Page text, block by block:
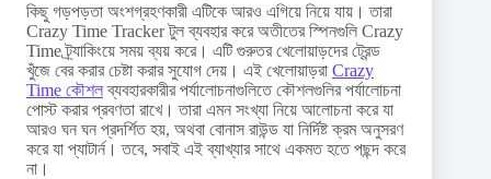
কিছু গড়পড়তা অংশগ্রহণকারী এটিকে আরও এগিয়ে নিয়ে যায়। তারা
Crazy Time Tracker টুল ব্যবহার করে অতীতের স্পিনগুলি Crazy
Time ট্র্যাকিংয়ে সময় ব্যয় করে। এটি গুরুতর খেলোয়াড়দের ট্রেন্ড
খুঁজে বের করার চেষ্টা করার সুযোগ দেয়। এই খেলোয়াড়রা Crazy
Time কৌশলব্যবহারকারীর পর্যালোচনাগুলিতে কৌশলগুলির পর্যালোচনা
পোস্ট করার প্রবণতা রাখে। তারা এমন সংখ্যা নিয়ে আলোচনা করে যা
আরও ঘন ঘন প্রদর্শিত হয়, অথবা বোনাস রাউন্ড যা নির্দিষ্ট ক্রম অনুসরণ
করে যা প্যাটার্ন। তবে, সবাই এই ব্যাখ্যার সাথে একমত হতে পছন্দ করে
না।